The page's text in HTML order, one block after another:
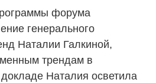
форума
генерального
Наталии Галкиной,
трендам в
Наталия осветила